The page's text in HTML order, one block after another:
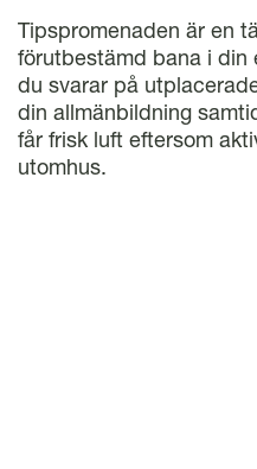
Tipspromenaden är en
förutbestämd bana i din
du svarar på
din allmänbildning
får frisk luft eftersom
utomhus.